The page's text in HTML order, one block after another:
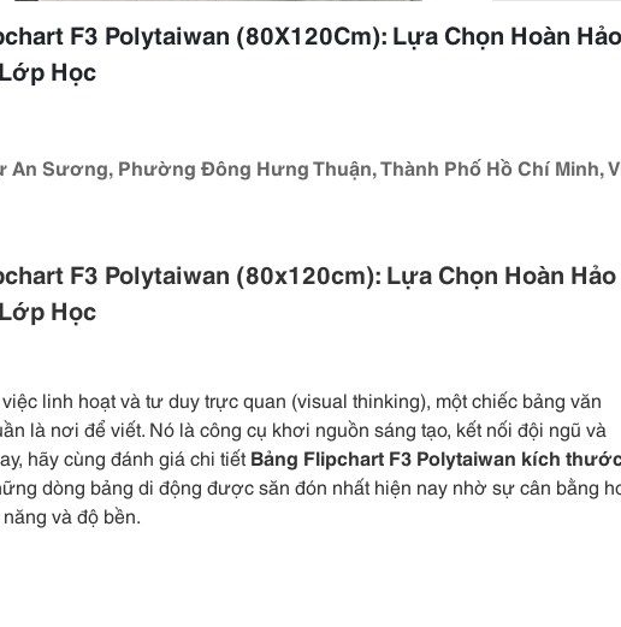
F3 Polytaiwan (80X120Cm): Lựa Chọn Hoàn Hảo
Học
An Sương, Phường Đông Hưng Thuận, Thành Phố Hồ Chí Minh,
F3 Polytaiwan (80x120cm): Lựa Chọn Hoàn Hảo
Học
linh hoạt và tư duy trực quan (visual thinking), một chiếc bảng văn
là nơi để viết. Nó là công cụ khơi nguồn sáng tạo, kết nối đội ngũ và
hãy cùng đánh giá chi tiết Bảng Flipchart F3 Polytaiwan kích
dòng bảng di động được săn đón nhất hiện nay nhờ sự cân bằng
và độ bền.